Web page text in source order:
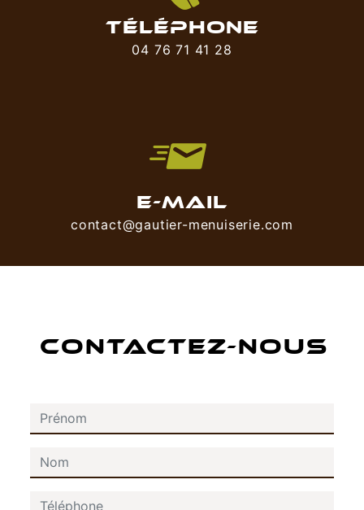
TÉLÉPHONE
04 76 71 41 28
E-MAIL
contact@gautier-menuiserie.com
CONTACTEZ-NOUS